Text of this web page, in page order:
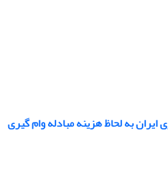
به لحاظ هزینه مبادله وام گیری